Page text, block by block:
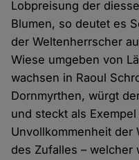
Lobpreisung der
Blumen, so deutet es
der Weltenherrscher
Wiese umgeben von
wachsen in Raoul
Dornmyrthen, würgt
und steckt als
Unvollkommenheit der
des Zufalles – welcher